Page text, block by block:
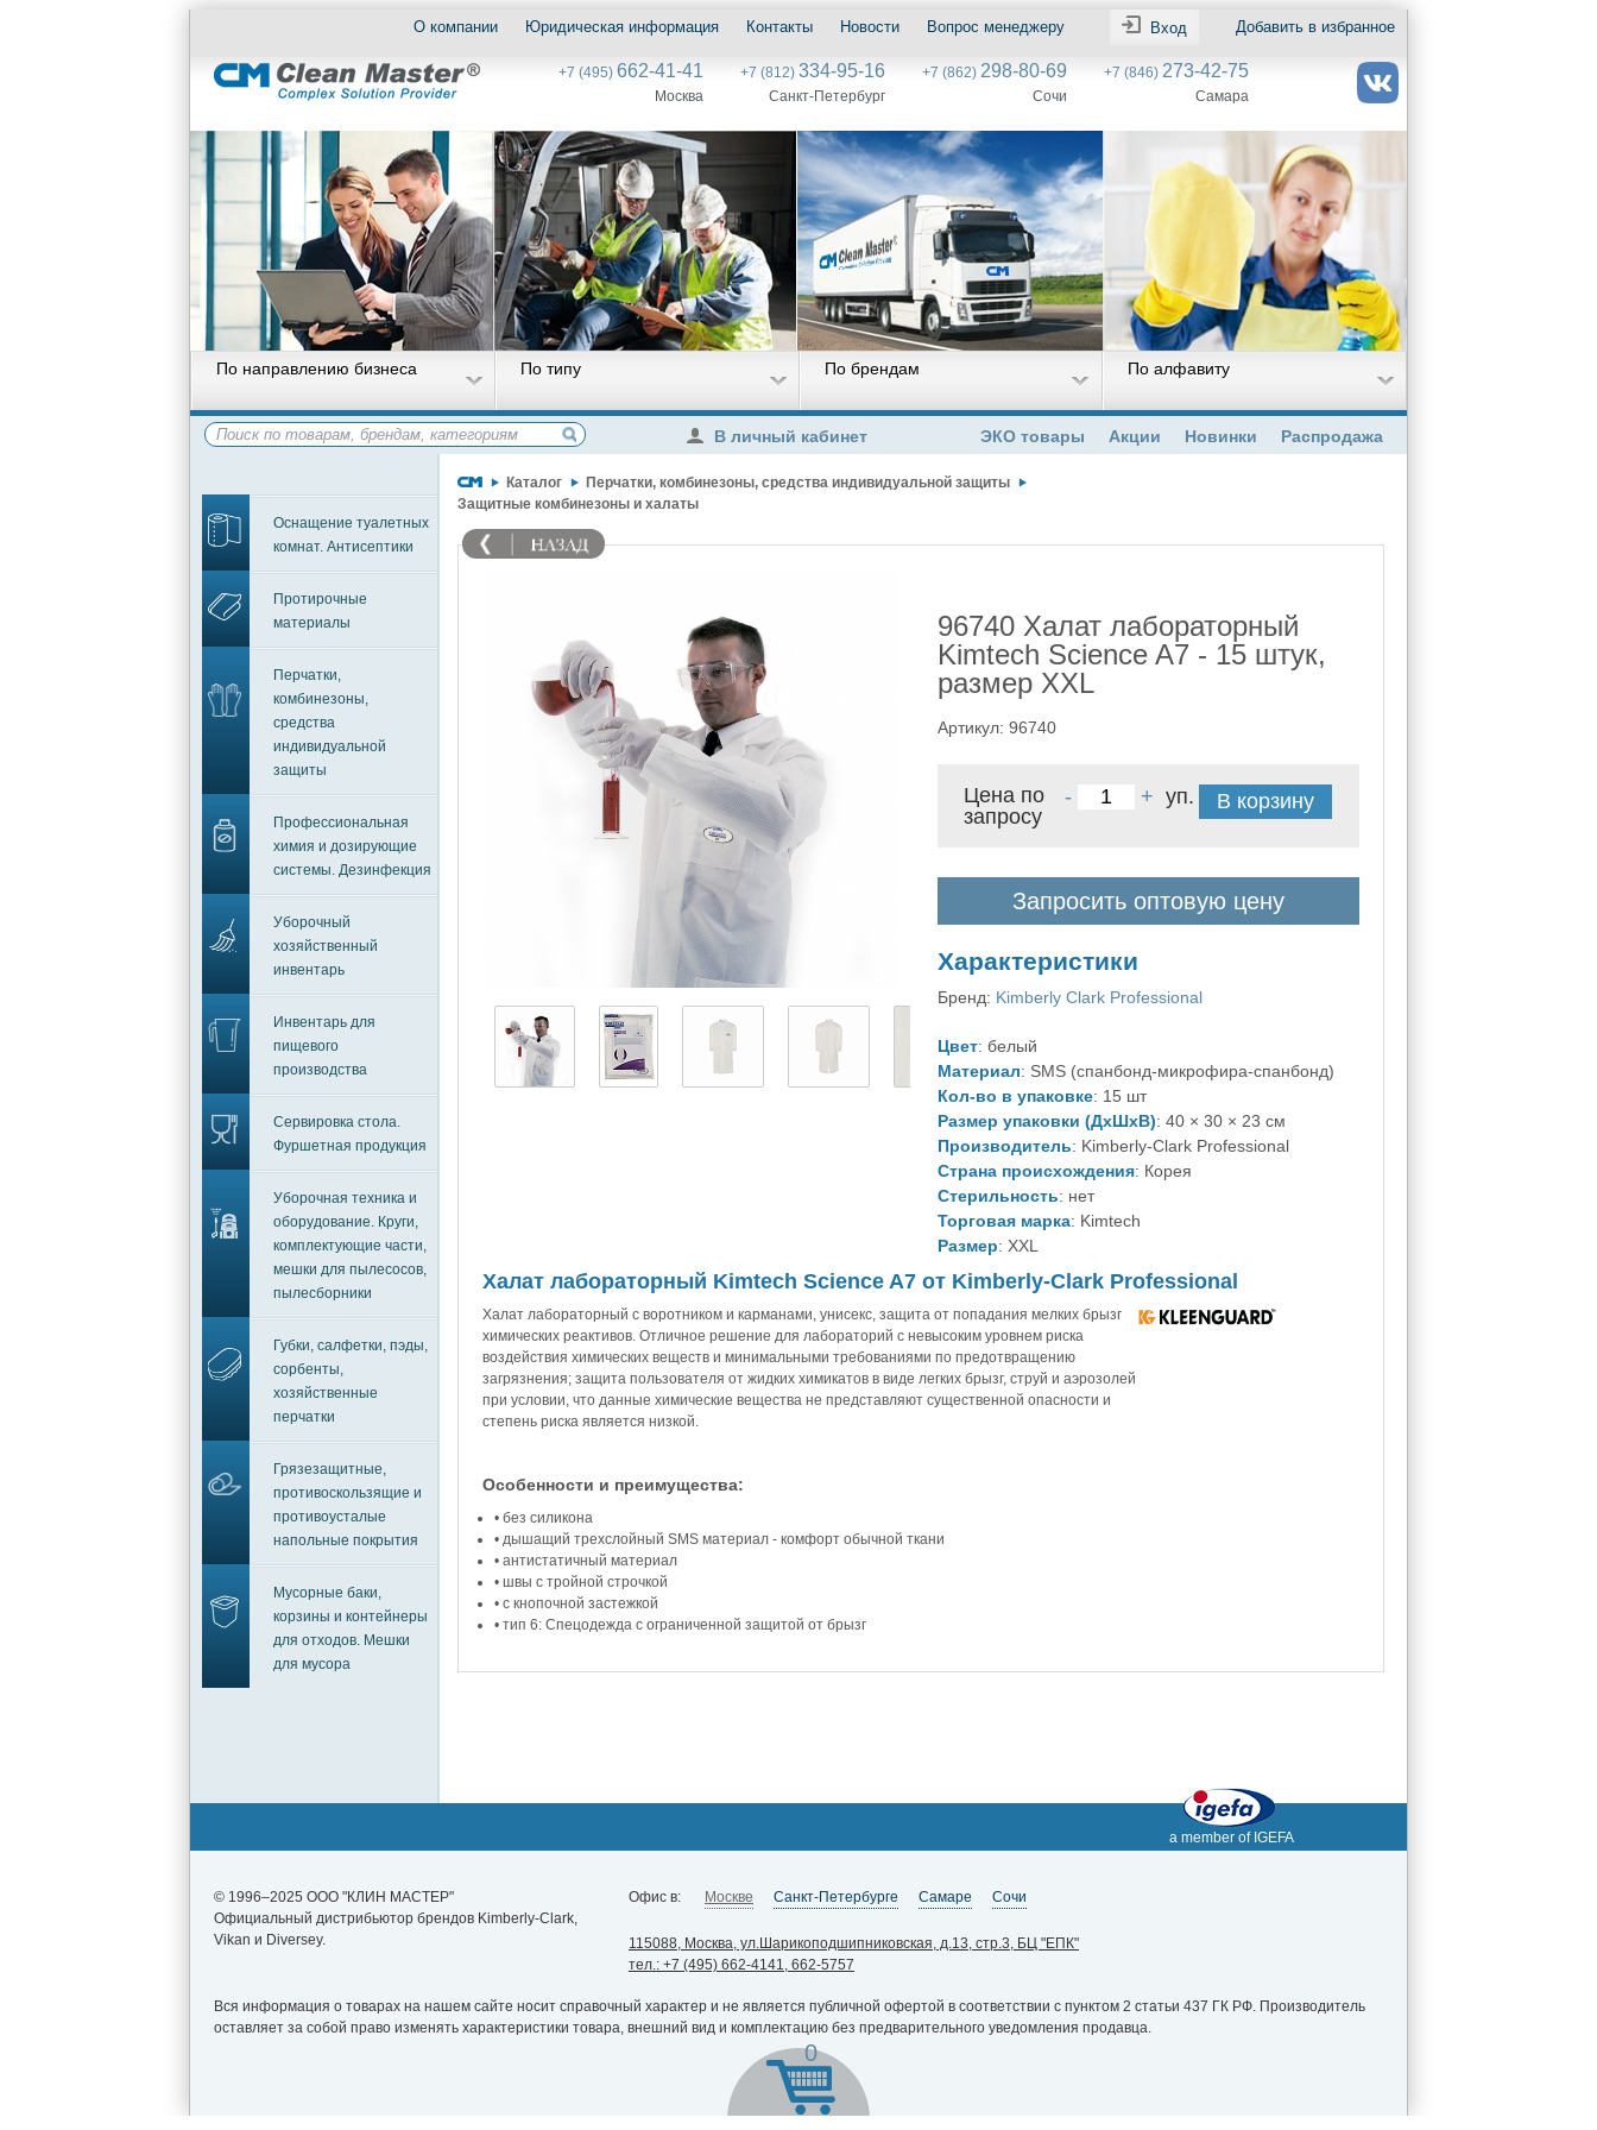
Вход Добавить в избранное
О компании Юридическая информация Контакты Новости Вопрос менеджеру
+7 (495) 662-41-41
Москва
+7 (812) 334-95-16
Санкт-Петербург
+7 (862) 298-80-69
Сочи
+7 (846) 273-42-75
Самара
По направлению бизнеса По типу По брендам По алфавиту
Распродажа
Новинки
Акции
ЭКО товары
В личный кабинет
Оснащение туалетных
комнат. Антисептики
Протирочные
материалы
Перчатки,
комбинезоны,
средства
индивидуальной
защиты
Профессиональная
химия и дозирующие
системы. Дезинфекция
Уборочный
хозяйственный
инвентарь
Инвентарь для
пищевого
производства
Сервировка стола.
Фуршетная продукция
Уборочная техника и
оборудование. Круги,
комплектующие части,
мешки для пылесосов,
пылесборники
Губки, салфетки, пэды,
сорбенты,
хозяйственные
перчатки
Грязезащитные,
противоскользящие и
противоусталые
напольные покрытия
Мусорные баки,
корзины и контейнеры
для отходов. Мешки
для мусора
Каталог
Перчатки, комбинезоны, средства индивидуальной защиты
Защитные комбинезоны и халаты
96740 Халат лабораторный
Kimtech Science A7 - 15 штук,
размер XXL
Артикул: 96740
Цена по
запросу
- + уп. В корзину
Запросить оптовую цену
Характеристики
Бренд: Kimberly Clark Professional
Цвет: белый
Материал: SMS (спанбонд-микрофира-спанбонд)
Кол-во в упаковке: 15 шт
Размер упаковки (ДхШхВ): 40 × 30 × 23 см
Производитель: Kimberly-Clark Professional
Страна происхождения: Корея
Стерильность: нет
Торговая марка: Kimtech
Размер: XXL
Халат лабораторный Kimtech Science A7 от Kimberly-Clark Professional
Халат лабораторный с воротником и карманами, унисекс, защита от попадания мелких брызг
химических реактивов. Отличное решение для лабораторий с невысоким уровнем риска
воздействия химических веществ и минимальными требованиями по предотвращению
загрязнения; защита пользователя от жидких химикатов в виде легких брызг, струй и аэрозолей
при условии, что данные химические вещества не представляют существенной опасности и
степень риска является низкой.
Особенности и преимущества:
• без силикона
• дышащий трехслойный SMS материал - комфорт обычной ткани
• антистатичный материал
• швы с тройной строчкой
• с кнопочной застежкой
• тип 6: Спецодежда с ограниченной защитой от брызг
a member of IGEFA
© 1996–2025 ООО "КЛИН МАСТЕР"
Официальный дистрибьютор брендов Kimberly-Clark,
Vikan и Diversey.
Офис в: Москве Санкт-Петербурге Самаре Сочи
115088, Москва, ул.Шарикоподшипниковская, д.13, стр.3, БЦ "ЕПК"
тел.: +7 (495) 662-4141, 662-5757
Вся информация о товарах на нашем сайте носит справочный характер и не является публичной офертой в соответствии с пунктом 2 статьи 437 ГК РФ. Производитель
оставляет за собой право изменять характеристики товара, внешний вид и комплектацию без предварительного уведомления продавца.
0